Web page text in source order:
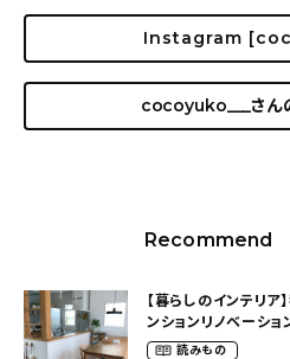
Instagram
cocoyuko___さん
Recommend
【暮らしのインテリ
ンションリノベーシ
（cocoyuko___さん
読みもの